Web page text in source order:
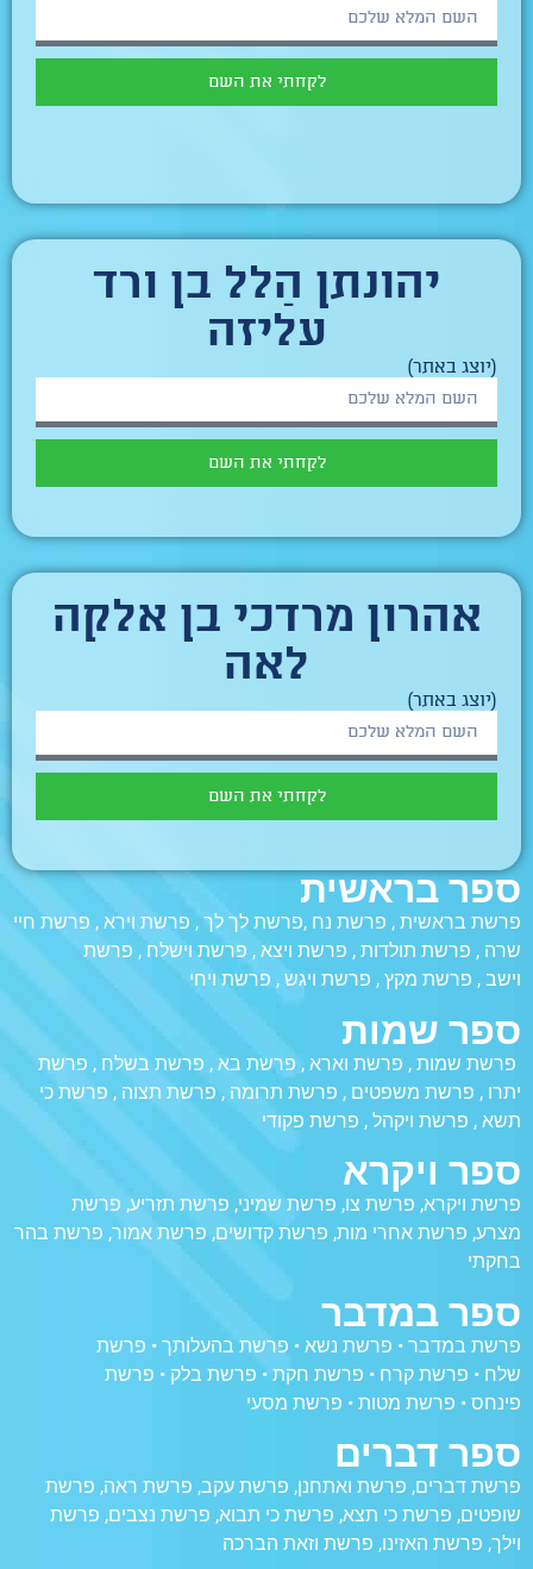
לקחתי את השם
יהונתן הַלל בן ורד
עליזה
(יוצג באתר)
לקחתי את השם
אהרון מרדכי בן אלקה
לאה
(יוצג באתר)
לקחתי את השם
ספר בראשית
פרשת בראשית , פרשת נח ,פרשת לך לך , פרשת וירא , פרשת חיי
שרה , פרשת תולדות , פרשת ויצא , פרשת וישלח , פרשת
וישב , פרשת מקץ , פרשת ויגש , פרשת ויחי
ספר שמות
פרשת שמות , פרשת וארא , פרשת בא , פרשת בשלח , פרשת
יתרו , פרשת משפטים , פרשת תרומה , פרשת תצוה , פרשת כי
תשא , פרשת ויקהל , פרשת פקודי
ספר ויקרא
פרשת ויקרא, פרשת צו, פרשת שמיני, פרשת תזריע, פרשת
מצרע, פרשת אחרי מות, פרשת קדושים, פרשת אמור, פרשת בהר
בחקתי
ספר במדבר
פרשת במדבר • פרשת נשא • פרשת בהעלותך • פרשת
שלח • פרשת קרח • פרשת חקת • פרשת בלק • פרשת
פינחס • פרשת מטות • פרשת מסעי
ספר דברים
פרשת דברים, פרשת ואתחנן, פרשת עקב, פרשת ראה, פרשת
שופטים, פרשת כי תצא, פרשת כי תבוא, פרשת נצבים, פרשת
וילך, פרשת האזינו, פרשת וזאת הברכה